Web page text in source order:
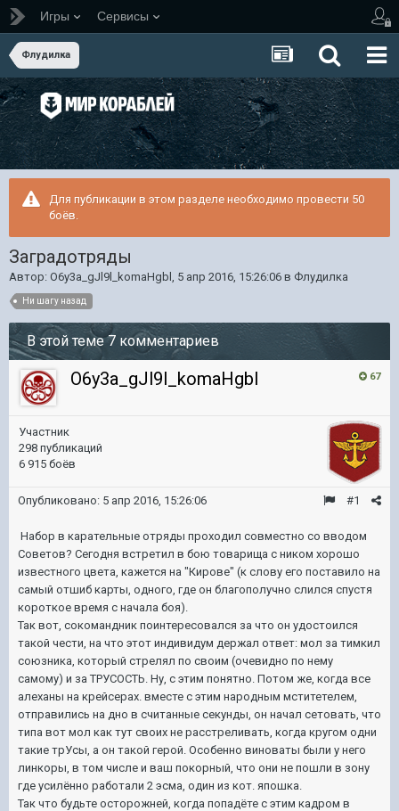
Игры Сервисы
Флудилка
Для публикации в этом разделе необходимо провести 50
боёв.
Заградотряды
Автор: O6y3a_gJl9l_komaHgbl , 5 апр 2016, 15:26:06 в Флудилка
Ни шагу назад
В этой теме 7 комментариев
67
O6y3a_gJl9l_komaHgbl
Участник
298 публикаций
6 915 боёв
#1
Опубликовано: 5 апр 2016, 15:26:06
Набор в карательные отряды проходил совместно со вводом
Советов? Сегодня встретил в бою товарища с ником хорошо
известного цвета, кажется на "Кирове" (к слову его поставило на
самый отшиб карты, одного, где он благополучно слился спустя
короткое время с начала боя).
Так вот, сокомандник поинтересовался за что он удостоился
такой чести, на что этот индивидум держал ответ: мол за тимкил
союзника, который стрелял по своим (очевидно по нему
самому) и за ТРУСОСТЬ. Ну, с этим понятно. Потом же, когда все
алеханы на крейсерах. вместе с этим народным мститетелем,
отправились на дно в считанные секунды, он начал сетовать, что
типа вот мол как тут своих не расстреливать, когда кругом одни
такие трУсы, а он такой герой. Особенно виноваты были у него
линкоры, в том числе и ваш покорный, что они не пошли в зону
где усилённо работали 2 эсма, один из кот. япошка.
Так что будьте осторожней, когда попадёте с этим кадром в